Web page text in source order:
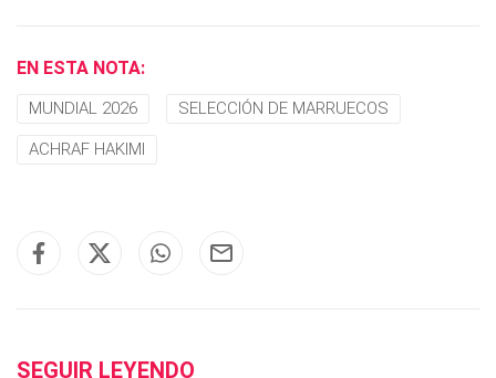
EN ESTA NOTA:
MUNDIAL 2026 SELECCIÓN DE MARRUECOS
ACHRAF HAKIMI
SEGUIR LEYENDO